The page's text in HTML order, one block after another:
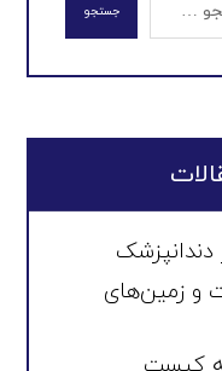
جستجو
و زمین‌های